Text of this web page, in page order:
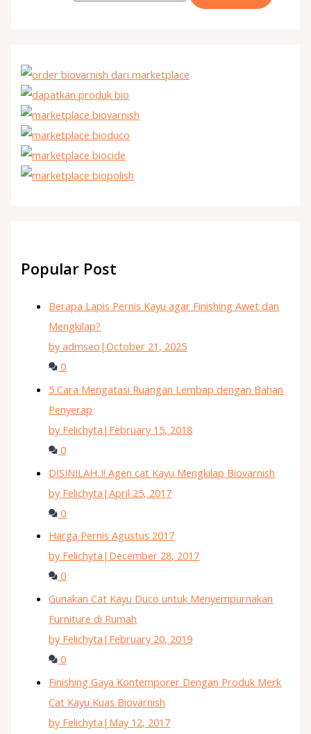
Popular Post
Berapa Lapis Pernis Kayu agar Finishing Awet dan
Mengkilap?
by admseo |October 21, 2025
0
5 Cara Mengatasi Ruangan Lembap dengan Bahan
Penyerap
by Felichyta | February 15, 2018
0
DISINILAH..!! Agen cat Kayu Mengkilap Biovarnish
by Felichyta |April 25, 2017
0
Harga Pernis Agustus 2017
by Felichyta | December 28, 2017
0
Gunakan Cat Kayu Duco untuk Menyempurnakan
Furniture di Rumah
by Felichyta | February 20, 2019
0
Finishing Gaya Kontemporer Dengan Produk Merk
Cat Kayu Kuas Biovarnish
by Felichyta | May 12, 2017